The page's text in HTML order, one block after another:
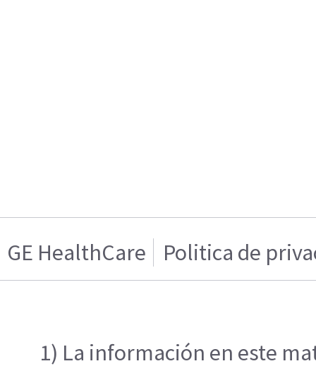
GE HealthCare Politica de
1) La información en este